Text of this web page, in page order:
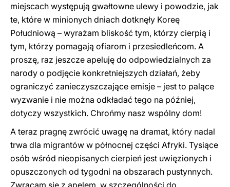
miejscach występują gwałtowne ulewy i powodzie, jak
te, które w minionych dniach dotknęły Koreę
Południową – wyrażam bliskość tym, którzy cierpią i
tym, którzy pomagają ofiarom i przesiedleńcom. A
proszę, raz jeszcze apeluję do odpowiedzialnych za
narody o podjęcie konkretniejszych działań, żeby
ograniczyć zanieczyszczające emisje – jest to palące
wyzwanie i nie można odkładać tego na później,
dotyczy wszystkich. Chrońmy nasz wspólny dom!
A teraz pragnę zwrócić uwagę na dramat, który nadal
trwa dla migrantów w północnej części Afryki. Tysiące
osób wśród nieopisanych cierpień jest uwięzionych i
opuszczonych od tygodni na obszarach pustynnych.
Zwracam się z apelem, w szczególności do